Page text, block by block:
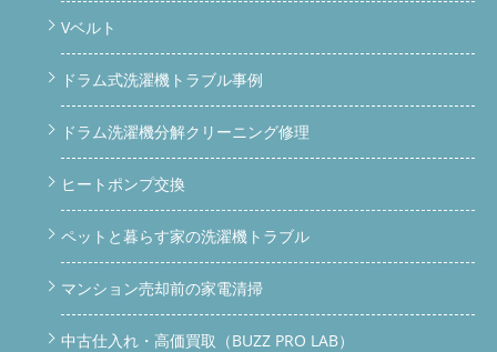
Vベルト
ドラム式洗濯機トラブル事例
ドラム洗濯機分解クリーニング修理
ヒートポンプ交換
ペットと暮らす家の洗濯機トラブル
マンション売却前の家電清掃
中古仕入れ・高価買取（BUZZ PRO LAB）